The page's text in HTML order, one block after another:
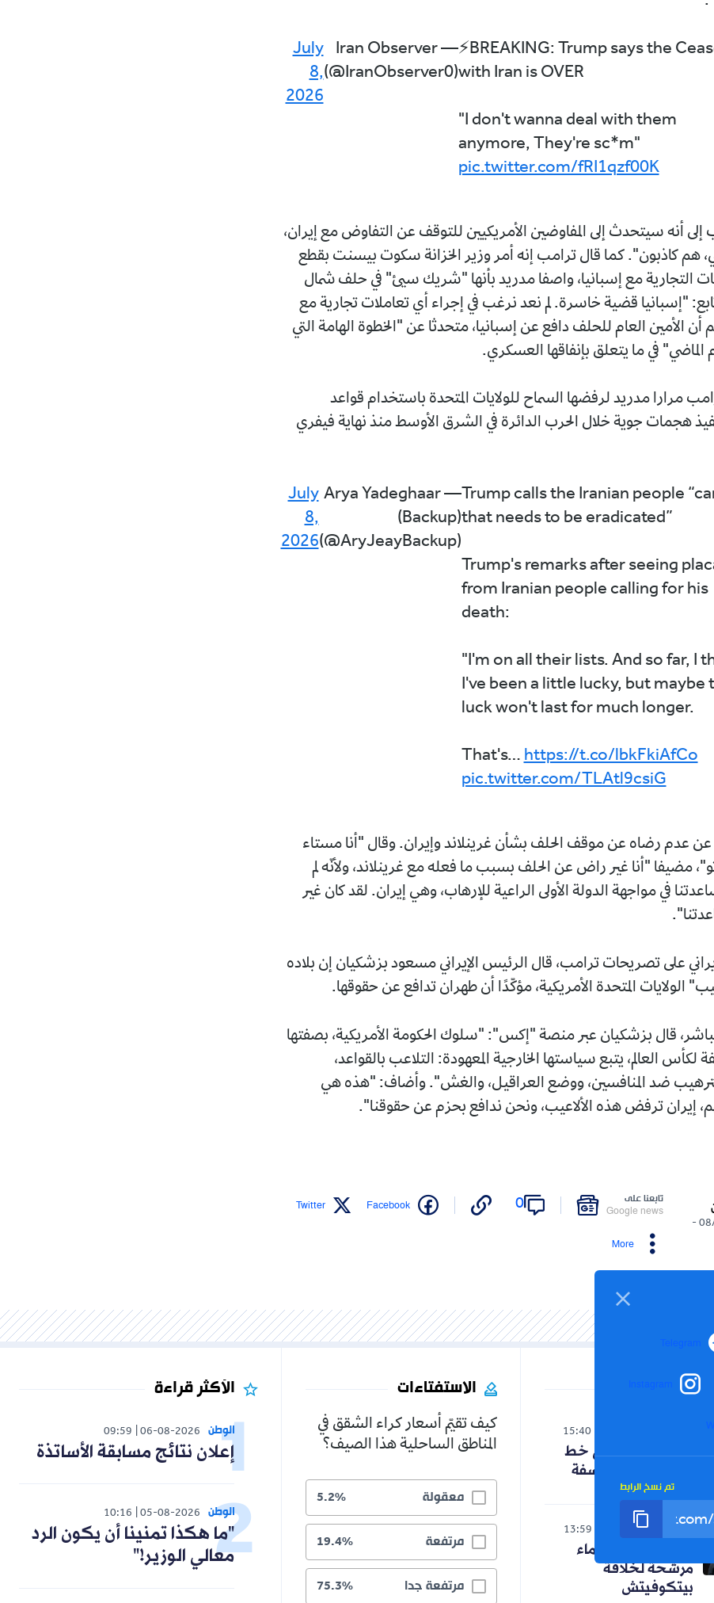
⚡️BREAKING: Trump says the
with Iran is OVER
"I don't wanna deal with them
anymore, They're sc*m"
pic.twitter.com/fRI1qzf00K
— Iran Observer
(@IranObserver0)
July
8,
2026
إلى أنه سيتحدث إلى المفاوضين الأمريكيين للتوقف عن التفاوض مع إيران،
هم كاذبون". كما قال ترامب إنه أمر وزير الخزانة سكوت بيسنت بقطع
التجارية مع إسبانيا، واصفا مدريد بأنها "شريك سيئ" في حلف شمال
"إسبانيا قضية خاسرة. لم نعد نرغب في إجراء أي تعاملات تجارية مع
أن الأمين العام للحلف دافع عن إسبانيا، متحدثا عن "الخطوة الهامة التي
الماضي" في ما يتعلق بإنفاقها العسكري.
مرارا مدريد لرفضها السماح للولايات المتحدة باستخدام قواعد
هجمات جوية خلال الحرب الدائرة في الشرق الأوسط منذ نهاية فيفري
Trump calls the Iranian people
that needs to be eradicated”
Trump's remarks after seeing
from Iranian people calling for his
death:
"I'm on all their lists. And so far, I
I've been a little lucky, but maybe
luck won't last for much longer.
That's… https://t.co/lbkFkiAfCo
pic.twitter.com/TLAtl9csiG
— Arya Yadeghaar
(Backup)
(@AryJeayBackup)
July
8,
2026
عدم رضاه عن موقف ‌الحلف بشأن غرينلاند ‌وإيران. وقال "أنا مستاء
مضيفا "أنا غير راض عن الحلف بسبب ما فعله مع غرينلاند، ولأنّه لم
في مواجهة الدولة الأولى الراعية للإرهاب، وهي إيران. لقد كان غير
على تصريحات ترامب، قال الرئيس الإيراني مسعود بزشكيان إن بلاده
الولايات المتحدة الأمريكية، مؤكّدًا أن طهران تدافع عن حقوقها.
قال بزشكيان عبر منصة "إكس": "سلوك الحكومة الأمريكية، بصفتها
لكأس العالم، يتبع سياستها الخارجية المعهودة: التلاعب بالقواعد،
ضد المنافسين، ووضع العراقيل، والغش". وأضاف: "هذه هي
إيران ترفض هذه الألاعيب، ونحن ندافع بحزم عن حقوقنا".
08/07/2026 -
تابعنا على
Google news
0
Facebook
Twitter
More
Telegram
Instagram
تم نسخ الرابط
15:40
حنون تدخل على خط
الجدل حول الفلسفة
رياضة 06-08-2026
13:59
رسميا.. ثلاثة أسماء
مرشحة لخلافة
بيتكوفيتش
الاستفتاءات
كيف تقيّم أسعار كراء الشقق في
المناطق الساحلية هذا الصيف؟
معقولة 5.2%
مرتفعة 19.4%
مرتفعة جدا 75.3%
الأكثر قراءة
الوطن 06-08-2026
09:59
إعلان نتائج مسابقة الأساتذة
الوطن 05-08-2026
10:16
"ما هكذا تمنينا أن يكون الرد
معالي الوزير!"